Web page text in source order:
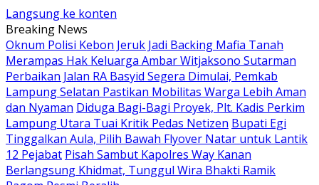
Langsung ke konten
Breaking News
Oknum Polisi Kebon Jeruk Jadi Backing Mafia Tanah
Merampas Hak Keluarga Ambar Witjaksono Sutarman
Perbaikan Jalan RA Basyid Segera Dimulai, Pemkab
Lampung Selatan Pastikan Mobilitas Warga Lebih Aman
dan Nyaman Diduga Bagi-Bagi Proyek, Plt. Kadis Perkim
Lampung Utara Tuai Kritik Pedas Netizen Bupati Egi
Tinggalkan Aula, Pilih Bawah Flyover Natar untuk Lantik
12 Pejabat Pisah Sambut Kapolres Way Kanan
Berlangsung Khidmat, Tunggul Wira Bhakti Ramik